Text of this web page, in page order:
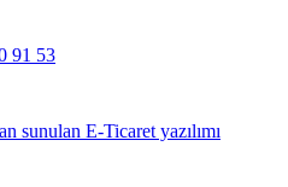
91 53
sunulan E-Ticaret yazılımı